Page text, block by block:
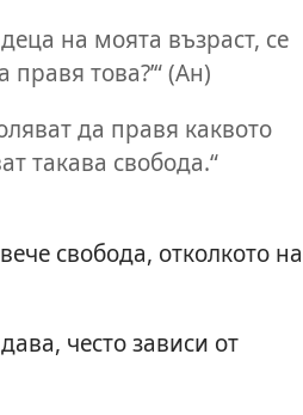
на моята възраст, се
това?’“ (Ан)
да правя каквото
такава свобода.“
свобода, отколкото на
често зависи от